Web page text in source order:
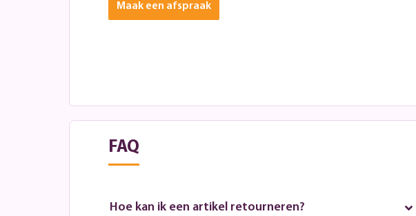
Maak een afspraak
FAQ
Hoe kan ik een artikel retourneren?